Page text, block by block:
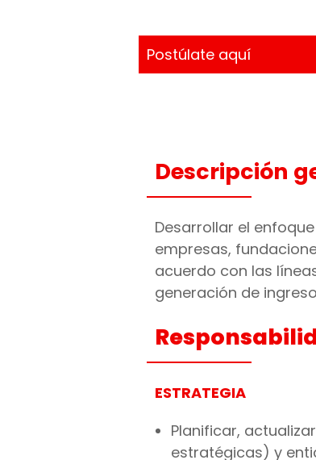
Postúlate aquí
Descripción
Desarrollar el
empresas,
acuerdo con las
generación de
ESTRATEGIA
Planificar,
estratégicas) y